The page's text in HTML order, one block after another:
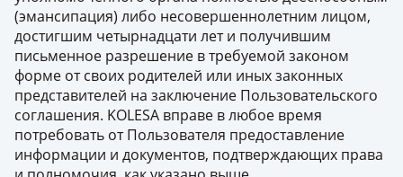
(эмансипация) либо несовершеннолетним лицом,
достигшим четырнадцати лет и получившим
письменное разрешение в требуемой законом
форме от своих родителей или иных законных
представителей на заключение Пользовательского
соглашения. KOLESA вправе в любое время
потребовать от Пользователя предоставление
информации и документов, подтверждающих права